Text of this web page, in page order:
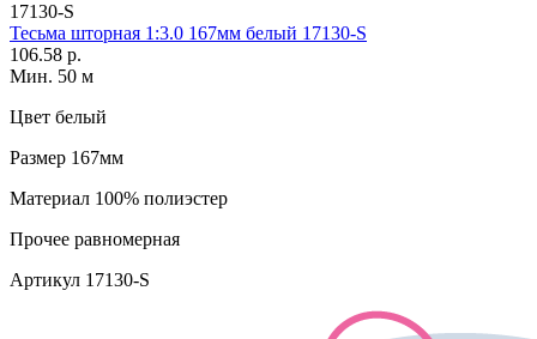
17130-S
Тесьма шторная 1:3.0 167мм белый 17130-S
106.58 р.
Мин. 50 м
Цвет белый
Размер 167мм
Материал 100% полиэстер
Прочее равномерная
Артикул 17130-S